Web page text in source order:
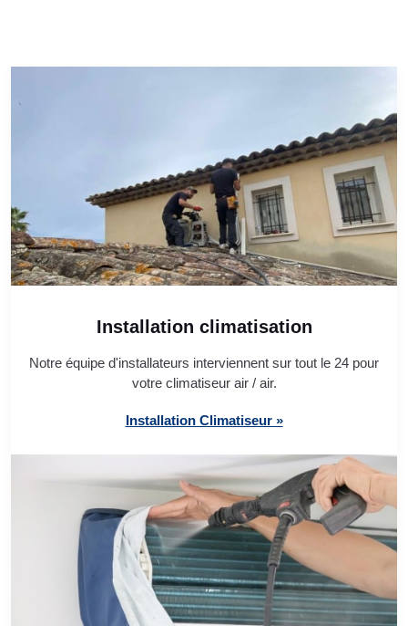
Installation climatisation
Notre équipe d'installateurs interviennent sur tout le 24 pour
votre climatiseur air / air.
Installation Climatiseur »